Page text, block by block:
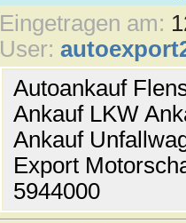
Eingetragen am:
User:
Autoankauf
Ankauf LKW
Ankauf
Export
5944000